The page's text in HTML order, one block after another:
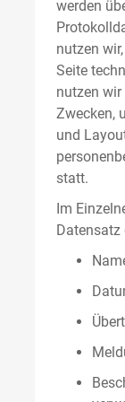
werden
nutzen
Seite
nutzen
Zwecken,
und
statt.
Im
Datensatz